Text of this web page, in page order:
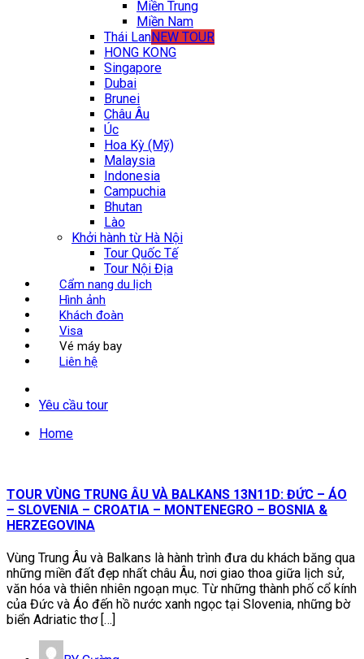
Miền Trung
Miền Nam
Thái LanNEW TOUR
HONG KONG
Singapore
Dubai
Brunei
Châu Âu
Úc
Hoa Kỳ (Mỹ)
Malaysia
Indonesia
Campuchia
Bhutan
Lào
Khởi hành từ Hà Nội
Tour Quốc Tế
Tour Nội Địa
Cẩm nang du lịch
Hình ảnh
Khách đoàn
Visa
Vé máy bay
Liên hệ
Yêu cầu tour
Home
TOUR VÙNG TRUNG ÂU VÀ BALKANS 13N11D: ĐỨC – ÁO
– SLOVENIA – CROATIA – MONTENEGRO – BOSNIA &
HERZEGOVINA
Vùng Trung Âu và Balkans là hành trình đưa du khách băng qua
những miền đất đẹp nhất châu Âu, nơi giao thoa giữa lịch sử,
văn hóa và thiên nhiên ngoạn mục. Từ những thành phố cổ kính
của Đức và Áo đến hồ nước xanh ngọc tại Slovenia, những bờ
biển Adriatic thơ […]